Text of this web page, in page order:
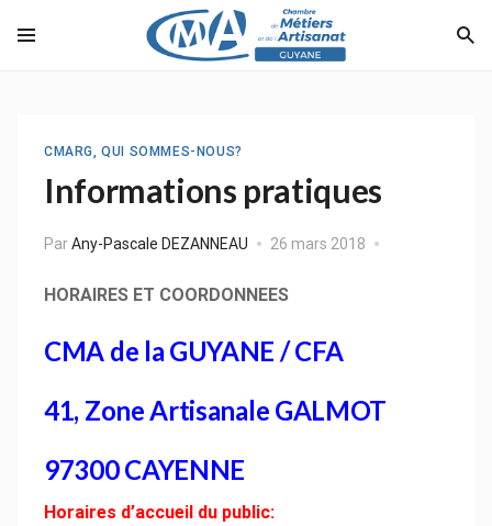
CMARG, QUI SOMMES-NOUS?
Informations pratiques
ParAny-Pascale DEZANNEAU 26 mars 2018
HORAIRES ET COORDONNEES
CMA de la GUYANE / CFA
41, Zone Artisanale GALMOT
97300 CAYENNE
Horaires d’accueil du public: